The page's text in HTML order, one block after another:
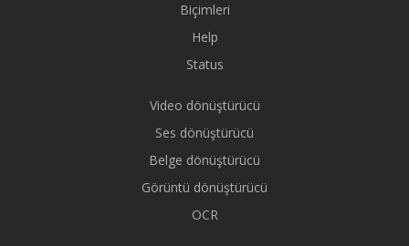
Biçimleri
Help
Status
Video dönüştürücü
Ses dönüştürücü
Belge dönüştürücü
Görüntü dönüştürücü
OCR